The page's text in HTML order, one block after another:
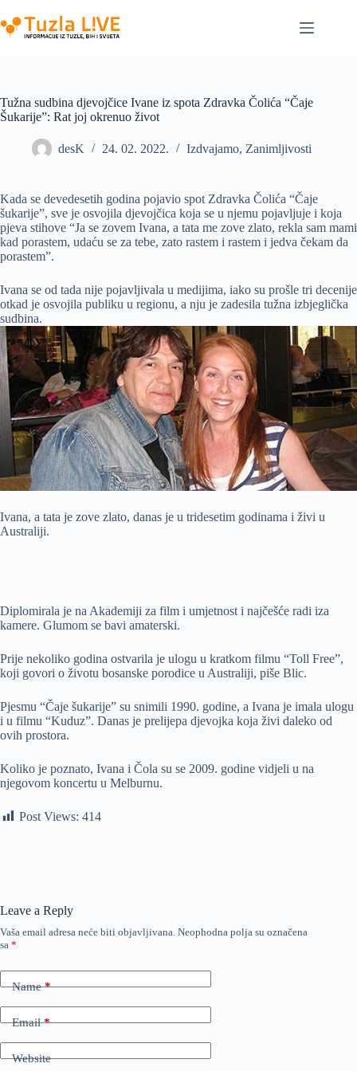
to
content
Tužna sudbina djevojčice Ivane iz spota Zdravka Čolića “Čaje
Šukarije”: Rat joj okrenuo život
desK 24. 02. 2022. Izdvajamo, Zanimljivosti
Kada se devedesetih godina pojavio spot Zdravka Čolića “Čaje
šukarije”, sve je osvojila djevojčica koja se u njemu pojavljuje i koja
pjeva stihove “Ja se zovem Ivana, a tata me zove zlato, rekla sam mami
kad porastem, udaću se za tebe, zato rastem i rastem i jedva čekam da
porastem”.
Ivana se od tada nije pojavljivala u medijima, iako su prošle tri decenije
otkad je osvojila publiku u regionu, a nju je zadesila tužna izbjeglička
sudbina.
Ivana, a tata je zove zlato, danas je u tridesetim godinama i živi u
Australiji.
Diplomirala je na Akademiji za film i umjetnost i najčešće radi iza
kamere. Glumom se bavi amaterski.
Prije nekoliko godina ostvarila je ulogu u kratkom filmu “Toll Free”,
koji govori o životu bosanske porodice u Australiji, piše Blic.
Pjesmu “Čaje šukarije” su snimili 1990. godine, a Ivana je imala ulogu
i u filmu “Kuduz”. Danas je prelijepa djevojka koja živi daleko od
ovih prostora.
Koliko je poznato, Ivana i Čola su se 2009. godine vidjeli u na
njegovom koncertu u Melburnu.
Post Views: 414
Leave a Reply
Vaša email adresa neće biti objavljivana. Neophodna polja su označena
sa *
Name*
Email*
Website